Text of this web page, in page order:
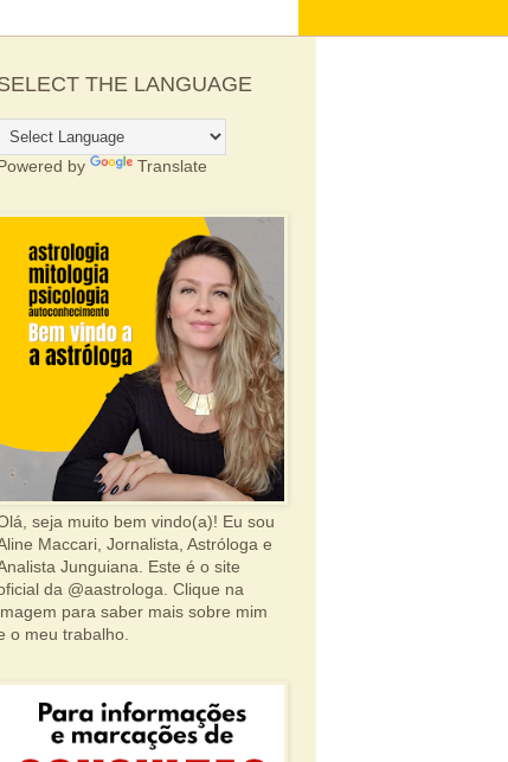
THE LANGUAGE
by Translate
seja muito bem vindo(a)! Eu sou
Maccari, Jornalista, Astróloga e
Junguiana. Este é o site
da @aastrologa. Clique na
para saber mais sobre mim
o meu trabalho.